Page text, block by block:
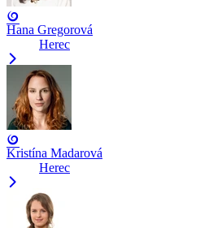
Hana Gregorová
Herec
Kristína Madarová
Herec